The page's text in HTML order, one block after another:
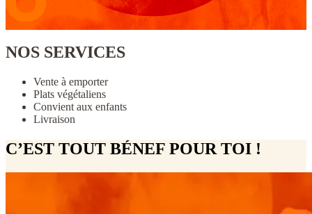
NOS SERVICES
Vente à emporter
Plats végétaliens
Convient aux enfants
Livraison
C’EST TOUT BÉNEF POUR TOI !